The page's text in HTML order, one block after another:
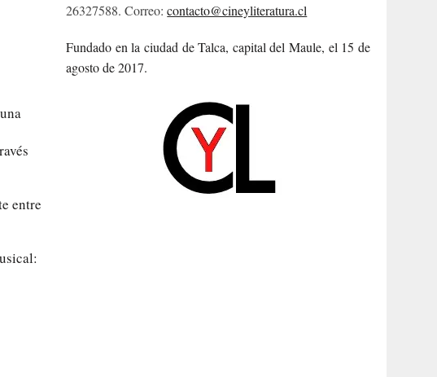
entre
26327588. Correo:contacto@cineyliteratura.cl
Fundado en la ciudad de Talca, capital del Maule, el 15 de
agosto de 2017.